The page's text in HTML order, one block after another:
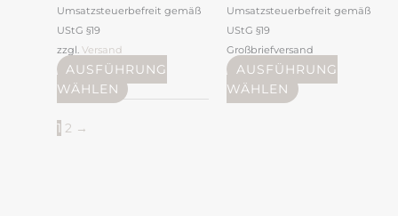
Umsatzsteuerbefreit gemäß
UStG §19
zzgl. Versand
AUSFÜHRUNG
WÄHLEN
auf
gewählt
werden
Umsatzsteuerbefreit gemäß
UStG §19
Großbriefversand
AUSFÜHRUNG
WÄHLEN
auf
Produktseite
gewählt
werden
1 2 →